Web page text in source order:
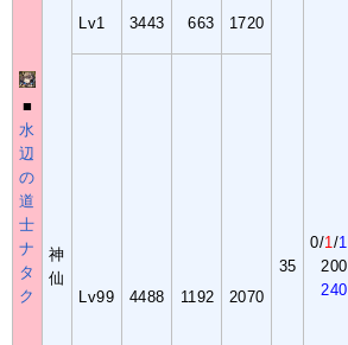
■
水
辺
の
道
士
ナ
タ
ク
神
仙
Lv1 3443 663 1720
35
0/1 /1
200
240
Lv99 4488 1192 2070